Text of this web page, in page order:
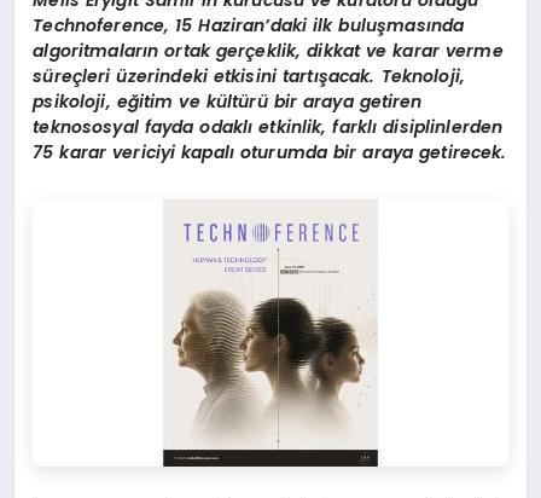
Technoference, 15 Haziran’daki ilk buluşmasında
algoritmaların ortak gerçeklik, dikkat ve karar verme
süreçleri üzerindeki etkisini tartışacak. Teknoloji,
psikoloji, eğitim ve kültürü bir araya getiren
teknososyal fayda odaklı etkinlik, farklı disiplinlerden
75 karar vericiyi kapalı oturumda bir araya getirecek.